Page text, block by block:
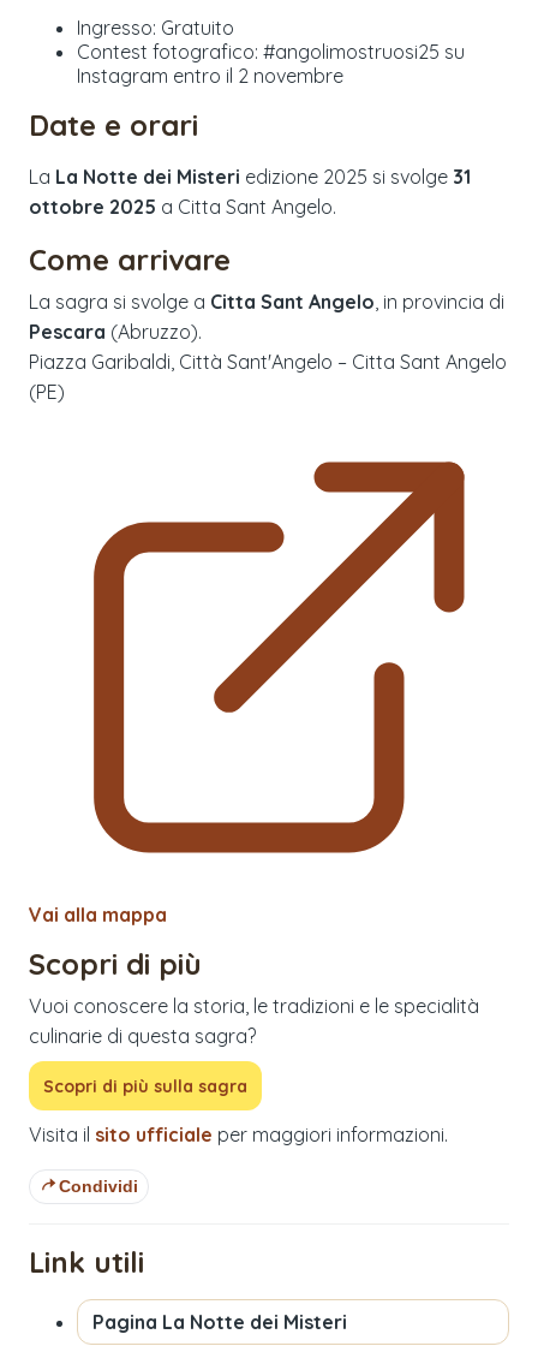
Ingresso: Gratuito
Contest fotografico: #angolimostruosi25 su
Instagram entro il 2 novembre
Date e orari
La La Notte dei Misteri edizione 2025 si svolge 31
ottobre 2025 a Citta Sant Angelo.
Come arrivare
La sagra si svolge a Citta Sant Angelo , in provincia di
Pescara (Abruzzo).
Piazza Garibaldi, Città Sant'Angelo – Citta Sant Angelo
(PE)
Vai alla mappa
Scopri di più
Vuoi conoscere la storia, le tradizioni e le specialità
culinarie di questa sagra?
Scopri di più sulla sagra
Visita il sito ufficiale per maggiori informazioni.
Condividi
Link utili
Pagina La Notte dei Misteri